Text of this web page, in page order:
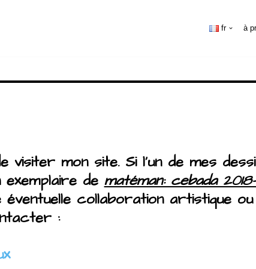
fr à
visiter mon site. Si l’un de mes
de matéman: cebada
éventuelle collaboration artistique
: